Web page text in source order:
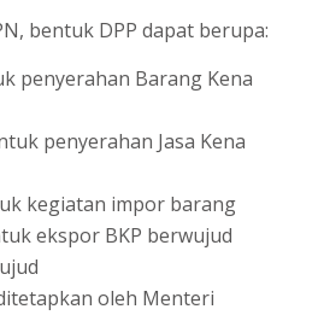
bentuk DPP dapat berupa:
penyerahan Barang Kena
penyerahan Jasa Kena
kegiatan impor barang
ekspor BKP berwujud
oleh Menteri